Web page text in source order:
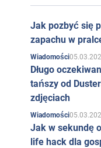
masywną
próbował
przyłapani na
mamrocząc coś
Zwrot w życiu
Ale wróćmy do lat
chłopcy
Jak pozbyć się
zapachu w
Wiadomości
Długo
tańszy od
zdjęciach
Wiadomości
Jak w sekundę
life hack dla